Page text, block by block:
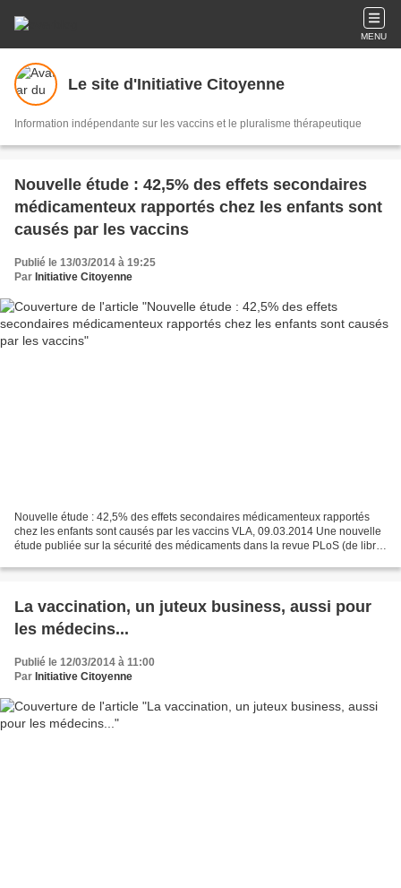
MENU
Le site d'Initiative Citoyenne
Information indépendante sur les vaccins et le pluralisme thérapeutique
Nouvelle étude : 42,5% des effets secondaires
médicamenteux rapportés chez les enfants sont
causés par les vaccins
Publié le 13/03/2014 à 19:25
Par Initiative Citoyenne
Nouvelle étude : 42,5% des effets secondaires médicamenteux rapportés
chez les enfants sont causés par les vaccins VLA, 09.03.2014 Une nouvelle
étude publiée sur la sécurité des médicaments dans la revue PLoS (de libre
La vaccination, un juteux business, aussi pour
les médecins...
Publié le 12/03/2014 à 11:00
Par Initiative Citoyenne